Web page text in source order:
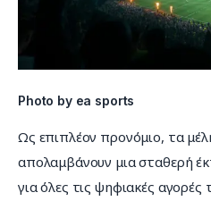
Photo by ea sports
Ως επιπλέον προνόμιο, τα
απολαμβάνουν μια σταθερή
για όλες τις ψηφιακές αγορές